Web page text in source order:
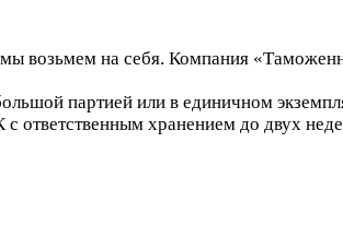
возьмем на себя. Компания
партией или в единичном
ответственным хранением до двух